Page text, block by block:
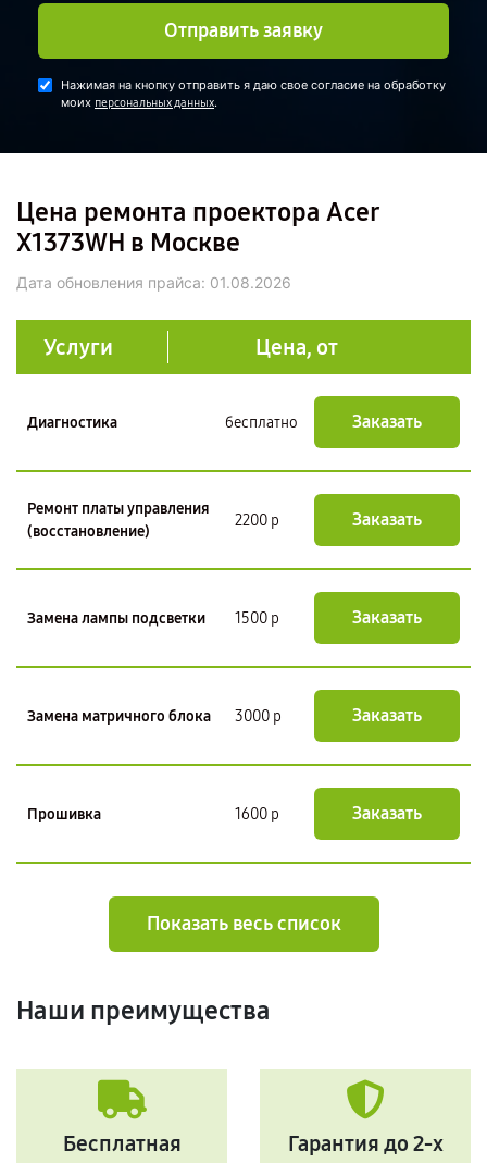
Отправить заявку
Нажимая на кнопку отправить я даю свое согласие на обработку
моих персональных данных.
Цена ремонта проектора Acer
X1373WH в Москве
Дата обновления прайса: 01.08.2026
Услуги Цена, от
Диагностика бесплатно Заказать
Ремонт платы управления
(восстановление)
2200 р Заказать
Замена лампы подсветки 1500 р Заказать
Замена матричного блока 3000 р Заказать
Прошивка 1600 р Заказать
Показать весь список
Наши преимущества
Бесплатная
Гарантия до 2-х